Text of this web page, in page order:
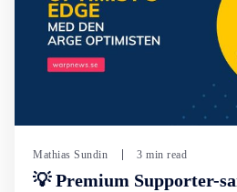
Mathias Sundin 3 min read
💡 Premium Supporter-